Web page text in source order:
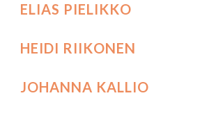
ELIAS PIELIKKO
HEIDI RIIKONEN
JOHANNA KALLIO